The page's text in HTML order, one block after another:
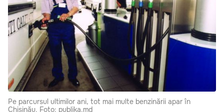
Pe parcursul ultimilor ani, tot mai multe benzinării apar în
Chișinău. Foto: publika.md